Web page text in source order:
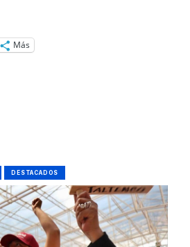
Más
DESTACADOS